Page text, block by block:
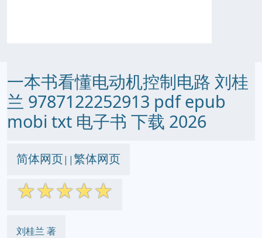
一本书看懂电动机控制电路 刘桂
兰 9787122252913 pdf epub
mobi txt 电子书 下载 2026
简体网页||繁体网页
☆☆☆☆☆
刘桂兰 著